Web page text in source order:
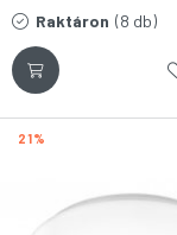
Raktáron (8 db)
21